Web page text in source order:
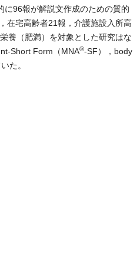
96報が解説文作成のための質的
在宅高齢者21報，介護施設入所高
養（肥満）を対象とした研究はな
Short Form（MNA®-SF），body
た。